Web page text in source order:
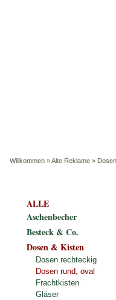
Willkommen »Alte Reklame »
ALLE
Aschenbecher
Besteck & Co.
Dosen & Kisten
Dosen rechteckig
Dosen rund, oval
Frachtkisten
Gläser